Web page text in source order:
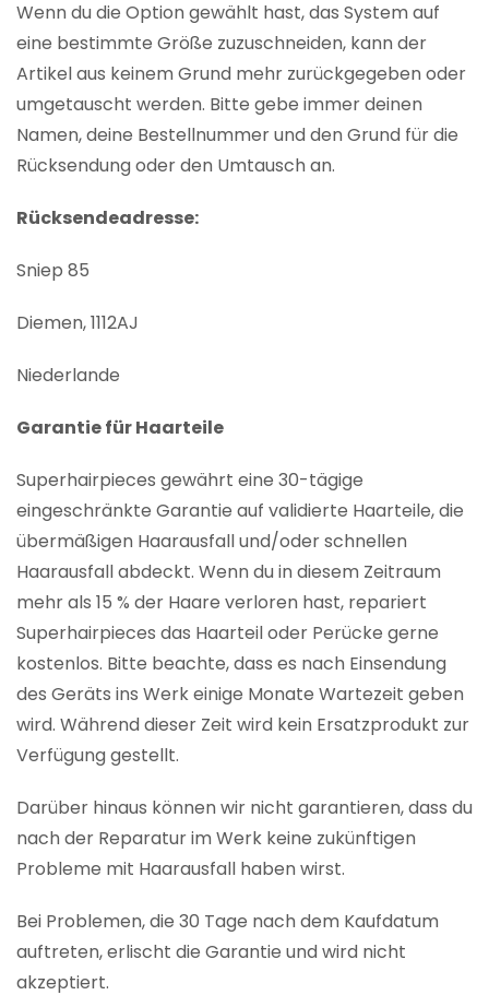
Wenn du die Option gewählt hast, das System auf
eine bestimmte Größe zuzuschneiden, kann der
Artikel aus keinem Grund mehr zurückgegeben oder
umgetauscht werden. Bitte gebe immer deinen
Namen, deine Bestellnummer und den Grund für die
Rücksendung oder den Umtausch an.
Rücksendeadresse:
Sniep 85
Diemen, 1112AJ
Niederlande
Garantie für Haarteile
Superhairpieces gewährt eine 30-tägige
eingeschränkte Garantie auf validierte Haarteile, die
übermäßigen Haarausfall und/oder schnellen
Haarausfall abdeckt. Wenn du in diesem Zeitraum
mehr als 15 % der Haare verloren hast, repariert
Superhairpieces das Haarteil oder Perücke gerne
kostenlos. Bitte beachte, dass es nach Einsendung
des Geräts ins Werk einige Monate Wartezeit geben
wird. Während dieser Zeit wird kein Ersatzprodukt zur
Verfügung gestellt.
Darüber hinaus können wir nicht garantieren, dass du
nach der Reparatur im Werk keine zukünftigen
Probleme mit Haarausfall haben wirst.
Bei Problemen, die 30 Tage nach dem Kaufdatum
auftreten, erlischt die Garantie und wird nicht
akzeptiert.